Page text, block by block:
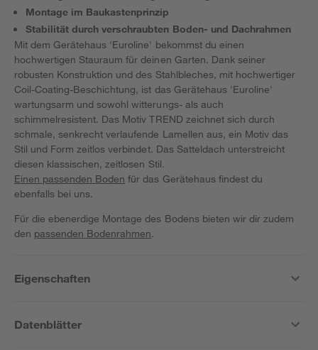
Montage im Baukastenprinzip
Stabilität durch verschraubten Boden- und Dachrahmen
Mit dem Gerätehaus 'Euroline' bekommst du einen
hochwertigen Stauraum für deinen Garten. Dank seiner
robusten Konstruktion und des Stahlbleches, mit hochwertiger
Coil-Coating-Beschichtung, ist das Gerätehaus 'Euroline'
wartungsarm und sowohl witterungs- als auch
schimmelresistent. Das Motiv TREND zeichnet sich durch
schmale, senkrecht verlaufende Lamellen aus, ein Motiv das
Stil und Form zeitlos verbindet. Das Satteldach unterstreicht
diesen klassischen, zeitlosen Stil.
Einen passenden Boden für das Gerätehaus findest du
ebenfalls bei uns.
Für die ebenerdige Montage des Bodens bieten wir dir zudem
den passenden Bodenrahmen.
Eigenschaften
Datenblätter